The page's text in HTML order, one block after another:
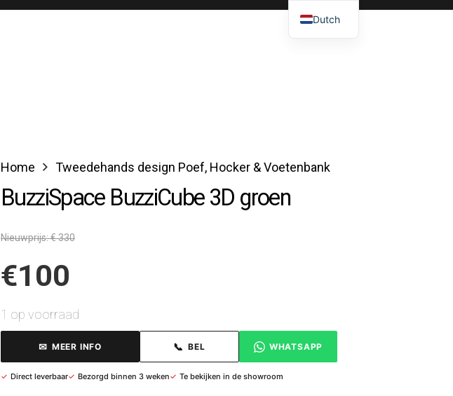
Home Tweedehands design Poef, Hocker & Voetenbank
BuzziSpace BuzziCube 3D groen
Nieuwprijs: € 330
€100
1 op voorraad
✉ MEER INFO 📞 BEL WHATSAPP
✓ Direct leverbaar✓ Bezorgd binnen 3 weken✓ Te bekijken in de showroom
Dutch